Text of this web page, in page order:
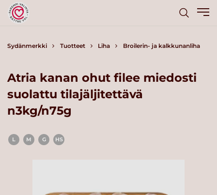
Sydänmerkki Tuotteet Liha Broilerin- ja kalkkunanliha
Atria kanan ohut filee miedosti
suolattu tilajäljitettävä
n3kg/n75g
L M G HS